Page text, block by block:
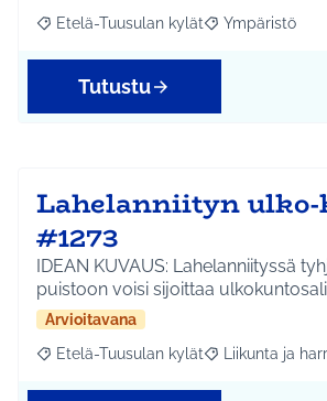
Rajaa tulokset aihepiirin mukaan: Etelä-
Etelä-Tuusulan kylät Rajaa tulokset
Ympäristö
Tutustu
Lahelanniityn
#1273
IDEAN KUVAUS: Lahelanniityssä
puistoon voisi sijoittaa
Arvioitavana
Rajaa tulokset aihepiirin mukaan: Etelä-
Etelä-Tuusulan kylät Rajaa tulokset
Liikunta ja